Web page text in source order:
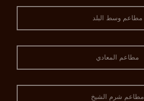
مطاعم وسط البلد
مطاعم المعادي
مطاعم شرم الشيخ